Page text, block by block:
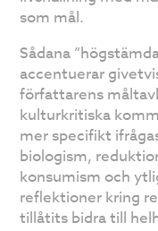
som mål.
Sådana
accentuerar
författarens
kulturkritiska
mer specifikt
biologism,
konsumism och
reflektioner kring
tillåtits bidra till